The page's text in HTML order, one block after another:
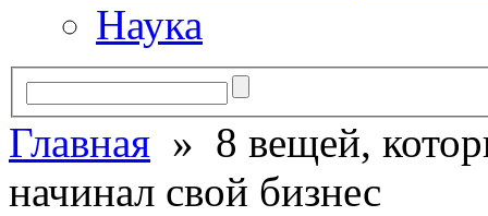
Наука
Главная » 8 вещей,
начинал свой бизнес